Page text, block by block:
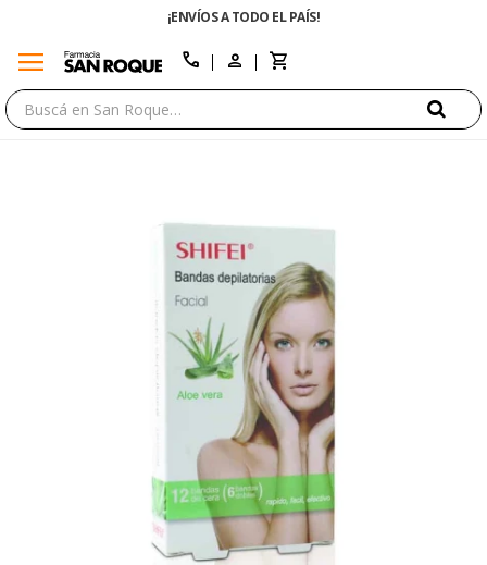
¡ENVÍOS A TODO EL PAÍS!
menu call
close